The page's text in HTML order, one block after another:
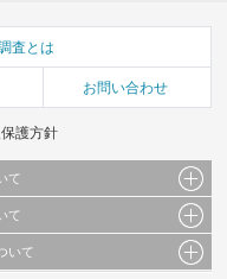
査とは
お問い合わせ
護方針
て
ト、画像データ等）及びこれらの配
の二次利用を行うことは固く禁じて
て
者が提出された見解・感想です。
いて